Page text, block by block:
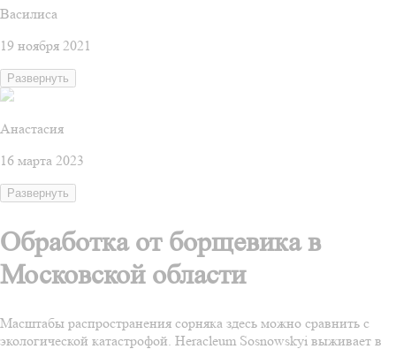
Василиса
19 ноября 2021
Развернуть
Анастасия
16 марта 2023
Развернуть
Обработка от борщевика в
Московской области
Масштабы распространения сорняка здесь можно сравнить с
экологической катастрофой. Heracleum Sosnowskyi выживает в